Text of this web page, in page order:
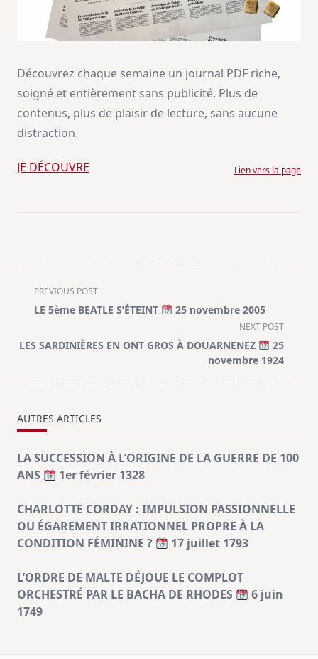
Découvrez chaque semaine un journal PDF riche,
soigné et entièrement sans publicité. Plus de
contenus, plus de plaisir de lecture, sans aucune
distraction.
JE DÉCOUVRE Lien vers la page
<span
class="nav-
screen-
PREVIOUS POST
LE 5ème BEATLE S’ÉTEINT 25 novembre 2005
NEXT POST
LES SARDINIÈRES EN ONT GROS À DOUARNENEZ
25
novembre 1924
AUTRES ARTICLES
LA SUCCESSION À L’ORIGINE DE LA GUERRE DE 100
ANS
1er février 1328
CHARLOTTE CORDAY : IMPULSION PASSIONNELLE
OU ÉGAREMENT IRRATIONNEL PROPRE À LA
CONDITION FÉMININE ?
17 juillet 1793
L’ORDRE DE MALTE DÉJOUE LE COMPLOT
ORCHESTRÉ PAR LE BACHA DE RHODES
6 juin
1749